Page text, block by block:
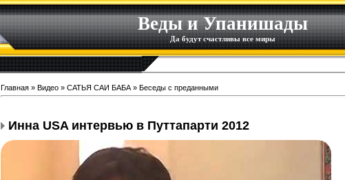
Веды и Упанишады
Да будут счастливы все миры
Главная » Видео » САТЬЯ САИ БАБА » Беседы с преданными
Инна USA интервью в Путтапарти 2012